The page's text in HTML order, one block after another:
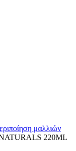
μαλλιών
220ML